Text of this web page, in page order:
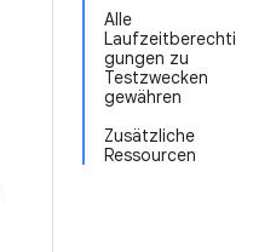
Alle
Laufzeitberechti
gungen zu
Testzwecken
gewähren
Zusätzliche
Ressourcen